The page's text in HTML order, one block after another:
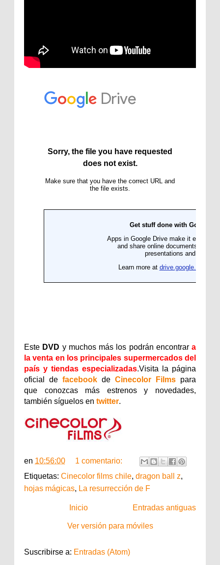
Este DVD y muchos más los podrán encontrar a
la venta en los principales supermercados del
país y tiendas especializadas.Visita la página
oficial de facebook de Cinecolor Films para
que conozcas más estrenos y novedades,
también síguelos en twitter.
en 10:56:00
1 comentario:
Etiquetas: Cinecolor films chile, dragon ball z,
hojas mágicas, La resurrección de F
Entradas antiguas
Inicio
Ver versión para móviles
Suscribirse a: Entradas (Atom)